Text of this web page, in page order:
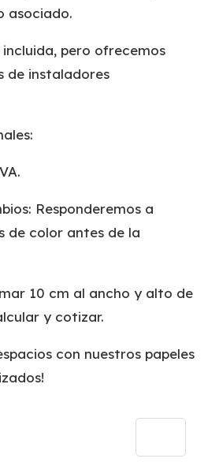
asociado.
pero ofrecemos
de instaladores
Responderemos a
de color antes de la
10 cm al ancho y alto de
y cotizar.
con nuestros papeles